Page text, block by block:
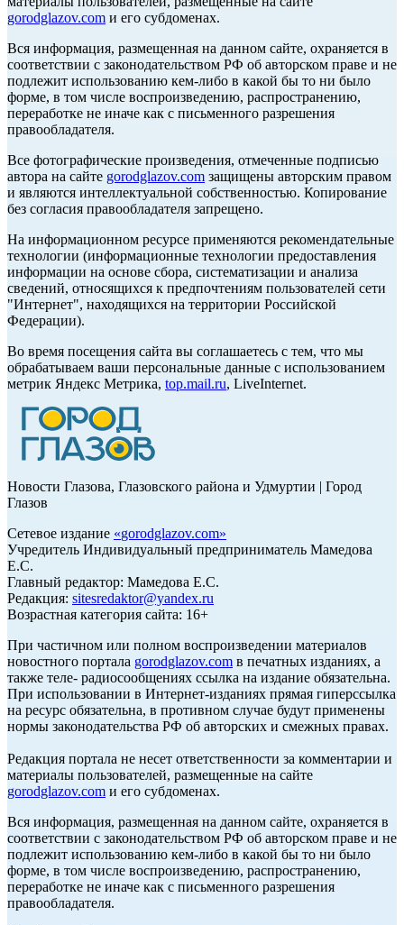
gorodglazov.com и его субдоменах.
Вся информация, размещенная на данном сайте, охраняется в
соответствии с законодательством РФ об авторском праве и не
подлежит использованию кем-либо в какой бы то ни было
форме, в том числе воспроизведению, распространению,
переработке не иначе как с письменного разрешения
правообладателя.
Все фотографические произведения, отмеченные подписью
автора на сайте gorodglazov.com защищены авторским правом
и являются интеллектуальной собственностью. Копирование
без согласия правообладателя запрещено.
На информационном ресурсе применяются рекомендательные
технологии (информационные технологии предоставления
информации на основе сбора, систематизации и анализа
сведений, относящихся к предпочтениям пользователей сети
"Интернет", находящихся на территории Российской
Федерации).
Во время посещения сайта вы соглашаетесь с тем, что мы
обрабатываем ваши персональные данные с использованием
метрик Яндекс Метрика, top.mail.ru, LiveInternet.
Новости Глазова, Глазовского района и Удмуртии | Город
Глазов
Сетевое издание «gorodglazov.com»
Учредитель Индивидуальный предприниматель Мамедова
Е.С.
Главный редактор: Мамедова Е.С.
Редакция: sitesredaktor@yandex.ru
Возрастная категория сайта: 16+
При частичном или полном воспроизведении материалов
новостного портала gorodglazov.com в печатных изданиях, а
также теле- радиосообщениях ссылка на издание обязательна.
При использовании в Интернет-изданиях прямая гиперссылка
на ресурс обязательна, в противном случае будут применены
нормы законодательства РФ об авторских и смежных правах.
Редакция портала не несет ответственности за комментарии и
материалы пользователей, размещенные на сайте
gorodglazov.com и его субдоменах.
Вся информация, размещенная на данном сайте, охраняется в
соответствии с законодательством РФ об авторском праве и не
подлежит использованию кем-либо в какой бы то ни было
форме, в том числе воспроизведению, распространению,
переработке не иначе как с письменного разрешения
правообладателя.